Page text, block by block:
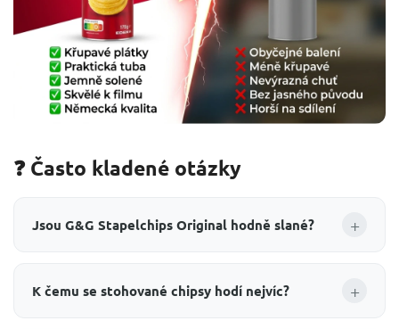
❓ Často kladené otázky
Jsou G&G Stapelchips Original hodně slané? +
K čemu se stohované chipsy hodí nejvíc? +